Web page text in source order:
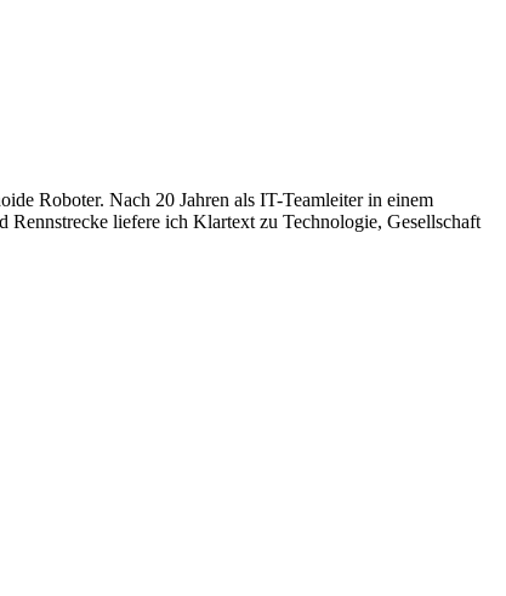
Roboter. Nach 20 Jahren als IT-Teamleiter in einem
liefere ich Klartext zu Technologie, Gesellschaft